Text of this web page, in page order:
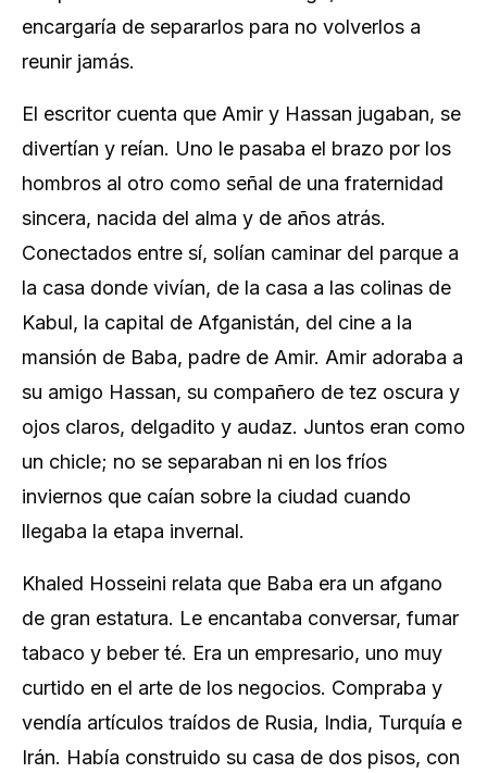
encargaría de separarlos para no volverlos a
reunir jamás.
El escritor cuenta que Amir y Hassan jugaban, se
divertían y reían. Uno le pasaba el brazo por los
hombros al otro como señal de una fraternidad
sincera, nacida del alma y de años atrás.
Conectados entre sí, solían caminar del parque a
la casa donde vivían, de la casa a las colinas de
Kabul, la capital de Afganistán, del cine a la
mansión de Baba, padre de Amir. Amir adoraba a
su amigo Hassan, su compañero de tez oscura y
ojos claros, delgadito y audaz. Juntos eran como
un chicle; no se separaban ni en los fríos
inviernos que caían sobre la ciudad cuando
llegaba la etapa invernal.
Khaled Hosseini relata que Baba era un afgano
de gran estatura. Le encantaba conversar, fumar
tabaco y beber té. Era un empresario, uno muy
curtido en el arte de los negocios. Compraba y
vendía artículos traídos de Rusia, India, Turquía e
Irán. Había construido su casa de dos pisos, con